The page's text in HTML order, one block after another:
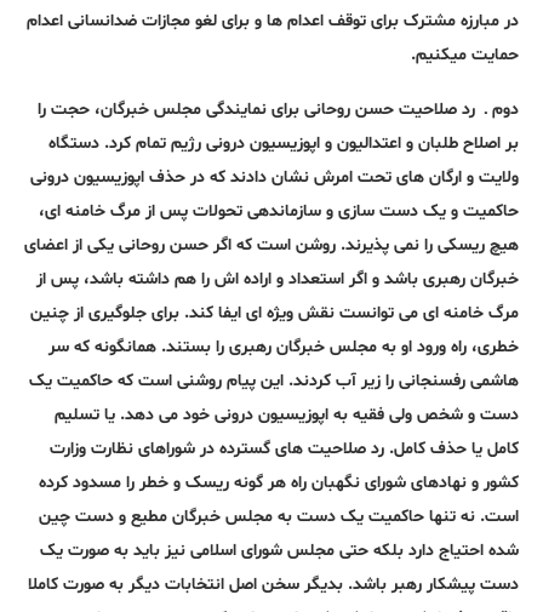
در مبارزه مشترک برای توقف اعدام ها و برای لغو مجازات ضدانسانی اعدام
حمایت میکنیم.
دوم ـ رد صلاحیت حسن روحانی برای نمایندگی مجلس خبرگان، حجت را
بر اصلاح طلبان و اعتدالیون و اپوزیسیون درونی رژیم تمام کرد. دستگاه
ولایت و ارگان های تحت امرش نشان دادند که در حذف اپوزیسیون درونی
حاکمیت و یک دست سازی و سازماندهی تحولات پس از مرگ خامنه ای،
هیچ ریسکی را نمی پذیرند. روشن است که اگر حسن روحانی یکی از اعضای
خبرگان رهبری باشد و اگر استعداد و اراده اش را هم داشته باشد، پس از
مرگ خامنه ای می توانست نقش ویژه ای ایفا کند. برای جلوگیری از چنین
خطری، راه ورود او به مجلس خبرگان رهبری را بستند. همانگونه که سر
هاشمی رفسنجانی را زیر آب کردند. این پیام روشنی است که حاکمیت یک
دست و شخص ولی فقیه به اپوزیسیون درونی خود می دهد. یا تسلیم
کامل یا حذف کامل. رد صلاحیت های گسترده در شوراهای نظارت وزارت
کشور و نهادهای شورای نگهبان راه هر گونه ریسک و خطر را مسدود کرده
است. نه تنها حاکمیت یک دست به مجلس خبرگان مطیع و دست چین
شده احتیاج دارد بلکه حتی مجلس شورای اسلامی نیز باید به صورت یک
دست پیشکار رهبر باشد. بدیگر سخن اصل انتخابات دیگر به صورت کاملا